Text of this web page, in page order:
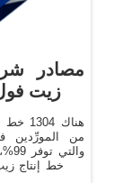
مصادر
زيت
من المورِّدين
من خط إنتاج